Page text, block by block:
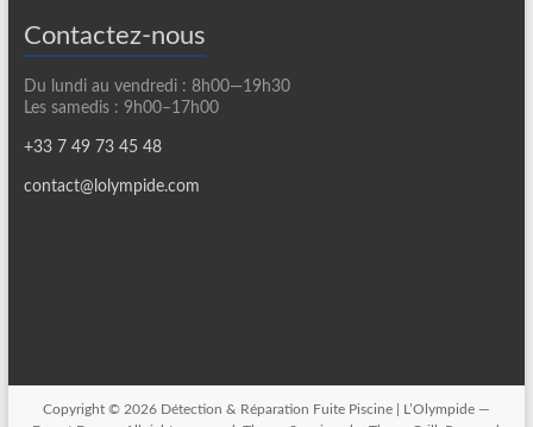
Contactez-nous
Du lundi au vendredi : 8h00—19h30
Les samedis : 9h00–17h00
+33 7 49 73 45 48
contact@lolympide.com
Copyright © 2026 Détection & Réparation Fuite Piscine | L’Olympide —